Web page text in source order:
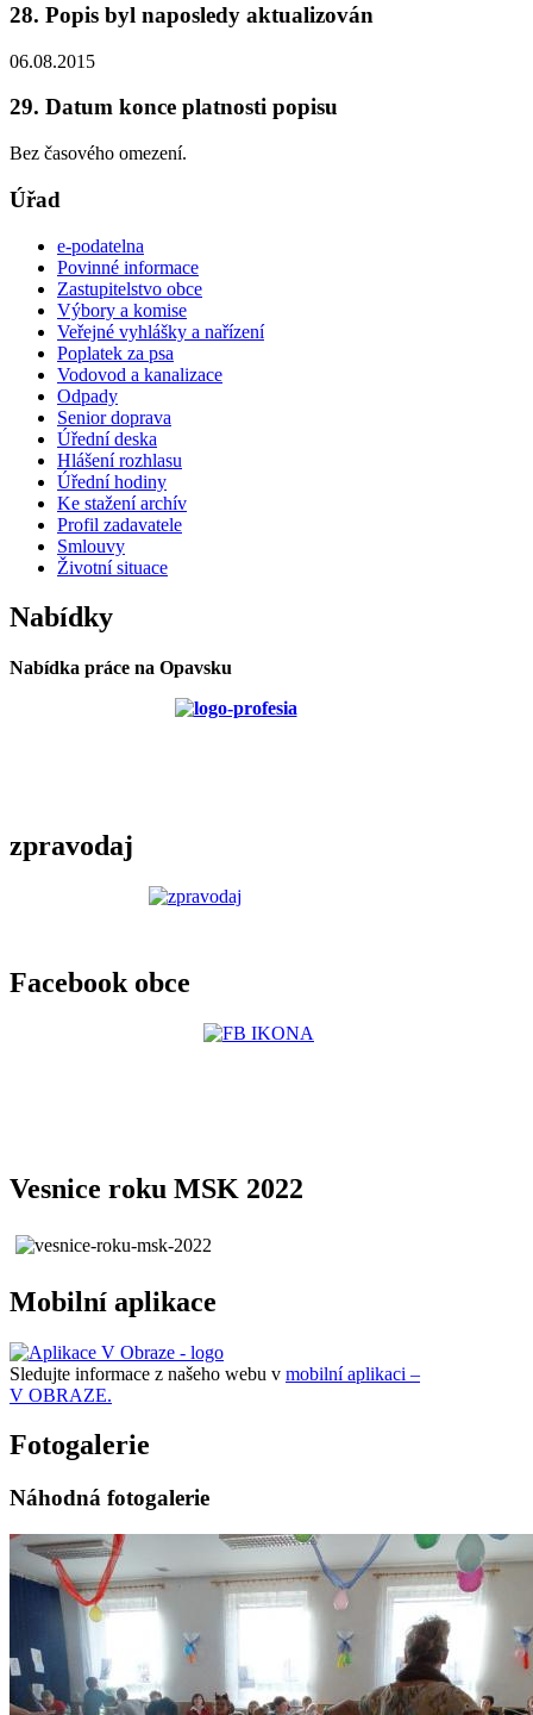
28. Popis byl naposledy aktualizován
06.08.2015
29. Datum konce platnosti popisu
Bez časového omezení.
Úřad
e-podatelna
Povinné informace
Zastupitelstvo obce
Výbory a komise
Veřejné vyhlášky a nařízení
Poplatek za psa
Vodovod a kanalizace
Odpady
Senior doprava
Úřední deska
Hlášení rozhlasu
Úřední hodiny
Ke stažení archív
Profil zadavatele
Smlouvy
Životní situace
Nabídky
Nabídka práce na Opavsku
zpravodaj
Facebook obce
Vesnice roku MSK 2022
Mobilní aplikace
Sledujte informace z našeho webu v mobilní aplikaci –
V OBRAZE.
Fotogalerie
Náhodná fotogalerie